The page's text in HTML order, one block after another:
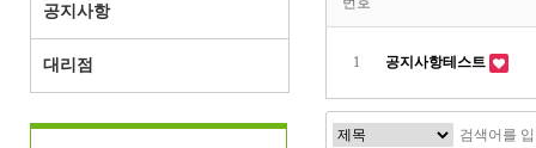
공지사항
대리점 1 공지사항테스트